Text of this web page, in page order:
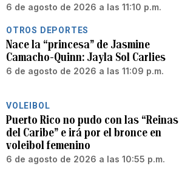
6 de agosto de 2026 a las 11:10 p.m.
OTROS DEPORTES
Nace la “princesa” de Jasmine
Camacho-Quinn: Jayla Sol Carlies
6 de agosto de 2026 a las 11:09 p.m.
VOLEIBOL
Puerto Rico no pudo con las “Reinas
del Caribe” e irá por el bronce en
voleibol femenino
6 de agosto de 2026 a las 10:55 p.m.